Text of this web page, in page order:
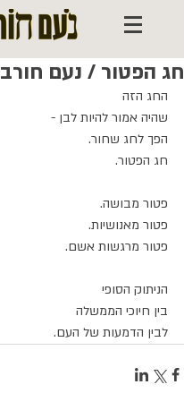
חג הפטור / נעם חורב
החג הזה
שהיה אמור להיות לבן -
הפך לחג שחור.
חג הפטור.
פטור מבושה.
פטור מאנושיות.
פטור מרגשות אשם.
הניתוק הסופי
בין חיוכי הממשלה
לבין הדמעות של העם.